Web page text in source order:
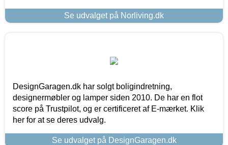
Se udvalget på Norliving.dk
DesignGaragen.dk har solgt boligindretning,
designermøbler og lamper siden 2010. De har en flot
score på Trustpilot, og er certificeret af E-mærket. Klik
her for at se deres udvalg.
Se udvalget på DesignGaragen.dk